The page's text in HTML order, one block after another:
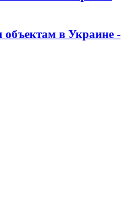
объектам в Украине -